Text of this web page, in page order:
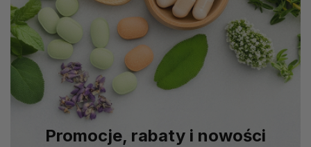
Promocje, rabaty i nowości